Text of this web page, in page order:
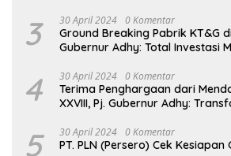
3 30 April 2024 0 Komentar
Ground Breaking Pabrik KT&G
Gubernur Adhy: Total Investasi
4 30 April 2024 0 Komentar
Terima Penghargaan dari
XXVIII, Pj. Gubernur Adhy:
Keberhasilan Jatim
5 30 April 2024 0 Komentar
PT. PLN (Persero) Cek